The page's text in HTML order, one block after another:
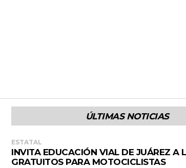
ÚLTIMAS NOTICIAS
ESTATAL
INVITA EDUCACIÓN VIAL DE JUÁREZ A
GRATUITOS PARA MOTOCICLISTAS